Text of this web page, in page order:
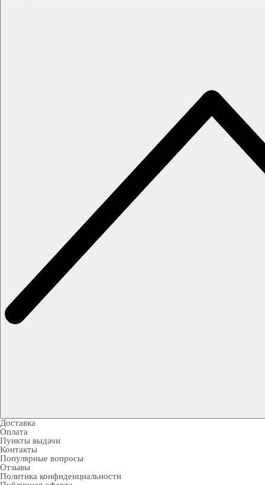
Доставка
Оплата
Пункты выдачи
Контакты
Популярные вопросы
Отзывы
Политика конфиденциальности